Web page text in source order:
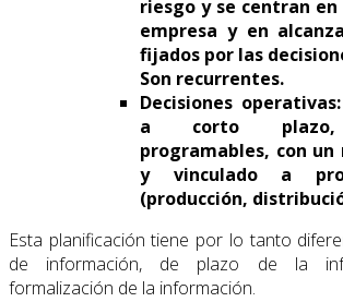
riesgo y se centran
empresa y en
fijados por las
Son recurrentes.
Decisiones
a corto plazo,
programables, con un
y vinculado a
(producción,
Esta planificación tiene por lo tanto
de información, de plazo de la
formalización de la información.